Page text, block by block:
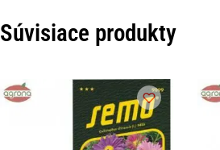
Súvisiace produkty